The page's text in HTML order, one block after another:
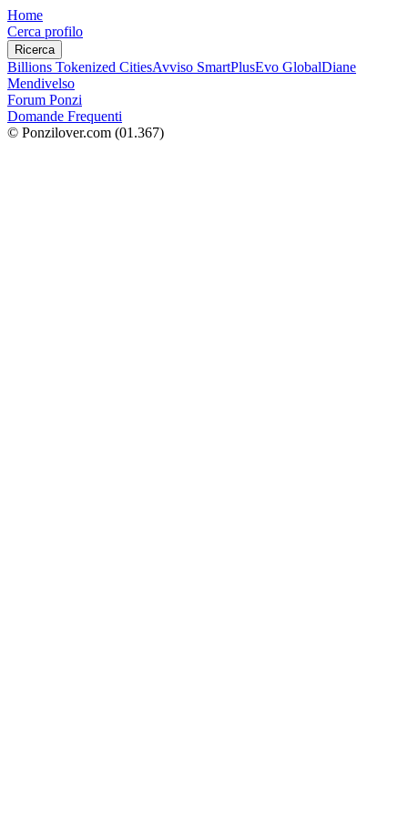
Home
Cerca profilo
Ricerca
Billions Tokenized CitiesAvviso SmartPlusEvo GlobalDiane
Mendivelso
Forum Ponzi
Domande Frequenti
© Ponzilover.com (01.367)